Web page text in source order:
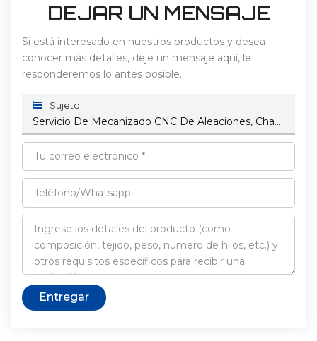
DEJAR UN MENSAJE
Si está interesado en nuestros productos y desea
conocer más detalles, deje un mensaje aquí, le
responderemos lo antes posible.
Sujeto :
Servicio De Mecanizado CNC De Aleaciones, Chapas Personalizadas, Fresado, Torneado, Piezas De Acero Inoxidable Y Aluminio, Prototipado Rápido
Entregar